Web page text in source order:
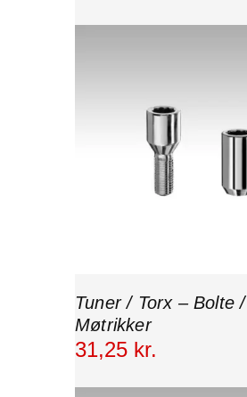
Tuner / Torx – Bolte /
Møtrikker
31,25 kr.